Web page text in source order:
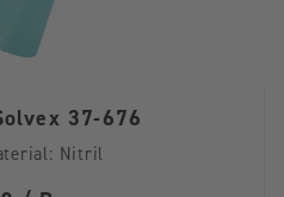
37-676
Nitril